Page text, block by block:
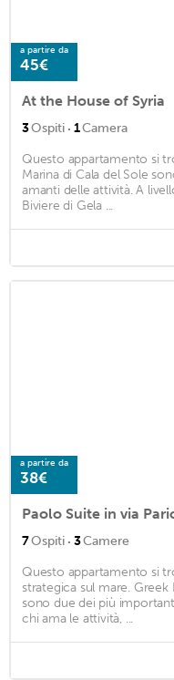
a partire da
45€
At the House of Syria
3Ospiti · 1Camera
Questo appartamento si
Marina di Cala del Sole
amanti delle attività. A
Biviere di Gela ...
a partire da
38€
Paolo Suite in via
7Ospiti · 3Camere
Questo appartamento si
strategica sul mare.
sono due dei più
chi ama le attività, ...